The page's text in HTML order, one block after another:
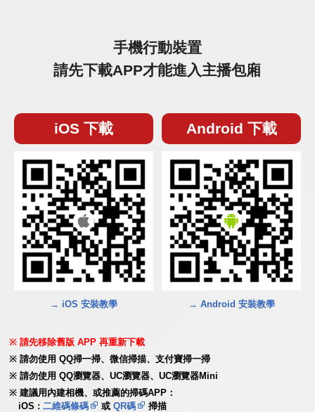
手機行動裝置
請先下載APP才能進入主播包廂
iOS 下載
→ iOS 安裝教學
Android 下載
→ Android 安裝教學
請先移除舊版 APP 再重新下載
請勿使用 QQ掃一掃、微信掃描、支付寶掃一掃
請勿使用 QQ瀏覽器、UC瀏覽器、UC瀏覽器Mini
建議用內建相機、或推薦的掃碼APP：
iOS :二維碼條碼 或QR碼
掃描